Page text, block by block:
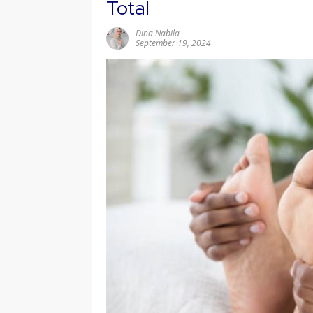
Total
Dina Nabila
September 19, 2024